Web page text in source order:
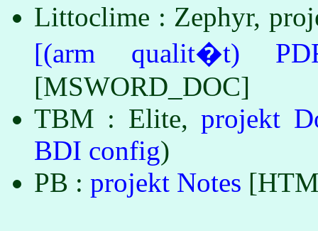
Littoclime : Zephyr,
[(arm qualit�t)
[MSWORD_DOC]
TBM : Elite,projekt
BDI config)
PB : projekt Notes